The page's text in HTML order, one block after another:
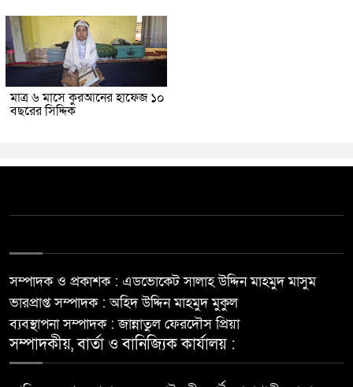
মাত্র ৬ মাসে কুরআনের হাফেজ ১০
বছরের সিদ্দিক
সম্পাদক ও প্রকাশক : এডভোকেট সালাহ উদ্দিন মাহমুদ মাসুম
ভারপ্রাপ্ত সম্পাদক : অহিদ উদ্দিন মাহমুদ মুকুল
ব্যবস্থাপনা সম্পাদক : জান্নাতুল ফেরদৌস প্রিয়া
সম্পাদকীয়, বার্তা ও বানিজ্যিক কার্যালয় :